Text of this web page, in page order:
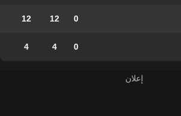
0
12
12
0
4
4